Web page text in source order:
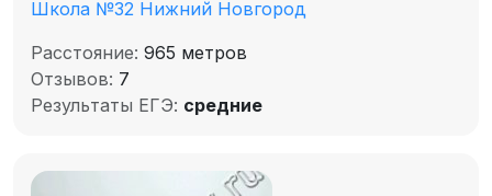
Школа №32 Нижний Новгород
Расстояние: 965 метров
Отзывов: 7
Результаты ЕГЭ: средние